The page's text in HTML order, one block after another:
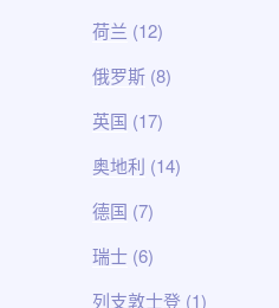
荷兰 (12)
俄罗斯 (8)
英国 (17)
奥地利 (14)
德国 (7)
瑞士 (6)
列支敦士登 (1)